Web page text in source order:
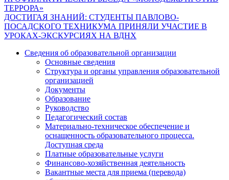
по
записям
ТЕРРОРА»
ДОСТИГАЯ ЗНАНИЙ: СТУДЕНТЫ ПАВЛОВО-
ПОСАДСКОГО ТЕХНИКУМА ПРИНЯЛИ УЧАСТИЕ В
УРОКАХ-ЭКСКУРСИЯХ НА ВДНХ
Сведения об образовательной организации
Основные сведения
Структура и органы управления образовательной
организацией
Документы
Образование
Руководство
Педагогический состав
Материально-техническое обеспечение и
оснащенность образовательного процесса.
Доступная среда
Платные образовательные услуги
Финансово-хозяйственная деятельность
Вакантные места для приема (перевода)